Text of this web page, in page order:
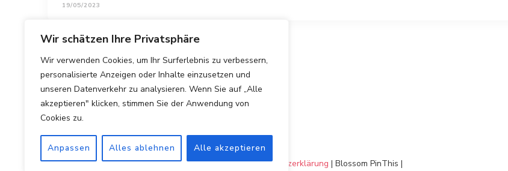
Wir schätzen Ihre Privatsphäre
Wir verwenden Cookies, um Ihr Surferlebnis zu verbessern,
personalisierte Anzeigen oder Inhalte einzusetzen und
unseren Datenverkehr zu analysieren. Wenn Sie auf „Alle
akzeptieren" klicken, stimmen Sie der Anwendung von
Cookies zu.
Anpassen Alles ablehnen Alle akzeptieren
19/05/2023
Copyright © 2025 Hotels Vergleichen.Impressum|Datenschutzerklärung | Blossom PinThis |